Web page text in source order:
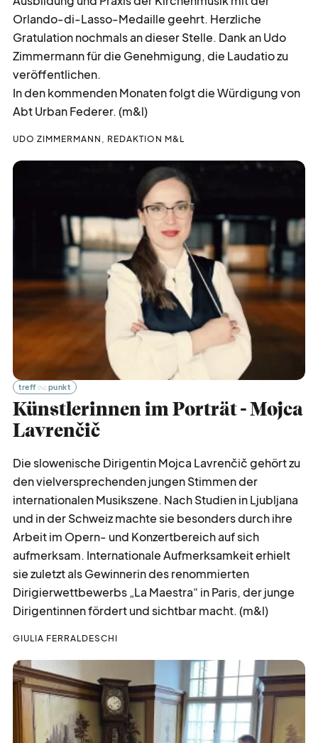
kreativ tätig
Orlando-di-Lasso-Medaille geehrt. Herzliche
Gratulation nochmals an dieser Stelle. Dank an Udo
Zimmermann für die Genehmigung, die Laudatio zu
veröffentlichen.
In den kommenden Monaten folgt die Würdigung von
Abt Urban Federer. (m&l)
UDO ZIMMERMANN, REDAKTION M&L
treff punkt
Künstlerinnen im Porträt - Mojca
Lavrenčič
Die slowenische Dirigentin Mojca Lavrenčič gehört zu
den vielversprechenden jungen Stimmen der
internationalen Musikszene. Nach Studien in Ljubljana
und in der Schweiz machte sie besonders durch ihre
Arbeit im Opern- und Konzertbereich auf sich
aufmerksam. Internationale Aufmerksamkeit erhielt
sie zuletzt als Gewinnerin des renommierten
Dirigierwettbewerbs „La Maestra“ in Paris, der junge
Dirigentinnen fördert und sichtbar macht. (m&l)
GIULIA FERRALDESCHI